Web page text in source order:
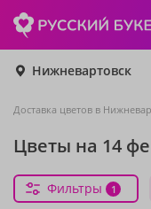
Нижневартовск
Доставка цветов в
Цветы на 14
Фильтры 1